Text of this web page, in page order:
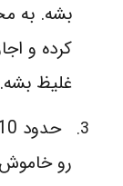
بشه. به
کرده و
غلیظ بشه.
رو